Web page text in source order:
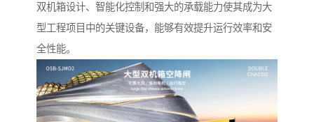
双机箱设计、智能化控制和强大的承载能力使其成为大
型工程项目中的关键设备，能够有效提升运行效率和安
全性能。